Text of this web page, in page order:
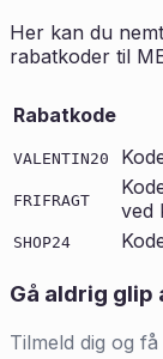
Her kan du
rabatkoder til
Rabatkode
VALENTIN20
FRIFRAGT
ved
SHOP24
Gå aldrig
Tilmeld dig og